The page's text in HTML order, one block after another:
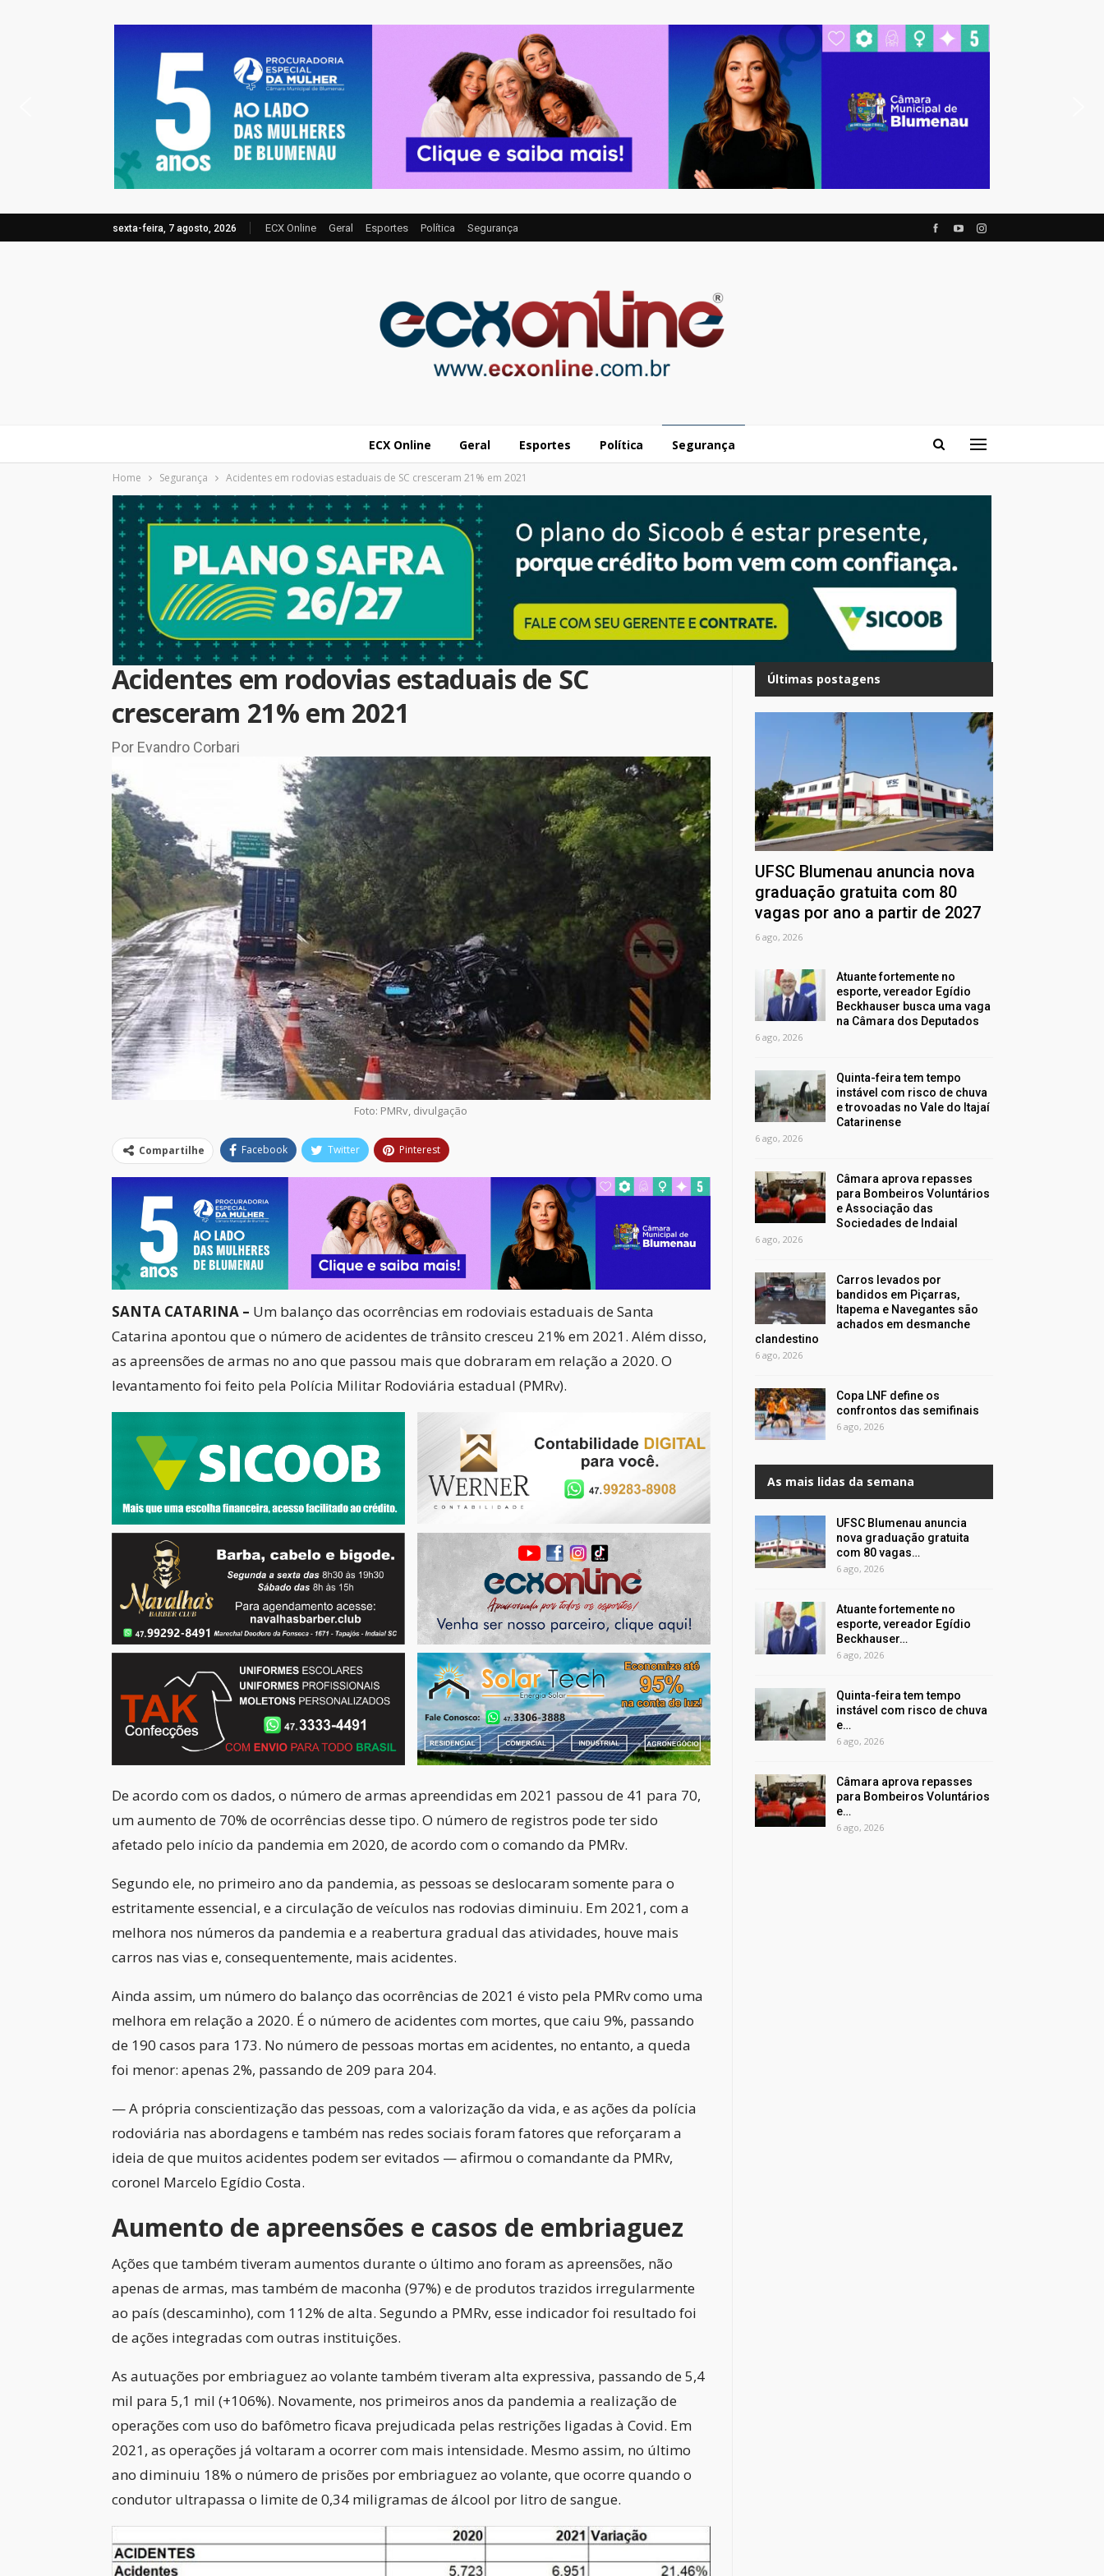
sexta-feira, 7 agosto, 2026 ECX Online Geral Esportes Política Segurança
ECX Online Geral Esportes Política Segurança
Home Segurança Acidentes em rodovias estaduais de SC cresceram 21% em 2021
Acidentes em rodovias estaduais de SC
cresceram 21% em 2021
Por Evandro Corbari
Foto: PMRv, divulgação
Compartilhe Facebook Twitter Pinterest
SANTA CATARINA – Um balanço das ocorrências em rodoviais estaduais de Santa
Catarina apontou que o número de acidentes de trânsito cresceu 21% em 2021. Além disso,
as apreensões de armas no ano que passou mais que dobraram em relação a 2020. O
levantamento foi feito pela Polícia Militar Rodoviária estadual (PMRv).
De acordo com os dados, o número de armas apreendidas em 2021 passou de 41 para 70,
um aumento de 70% de ocorrências desse tipo. O número de registros pode ter sido
afetado pelo início da pandemia em 2020, de acordo com o comando da PMRv.
Segundo ele, no primeiro ano da pandemia, as pessoas se deslocaram somente para o
estritamente essencial, e a circulação de veículos nas rodovias diminuiu. Em 2021, com a
melhora nos números da pandemia e a reabertura gradual das atividades, houve mais
carros nas vias e, consequentemente, mais acidentes.
Ainda assim, um número do balanço das ocorrências de 2021 é visto pela PMRv como uma
melhora em relação a 2020. É o número de acidentes com mortes, que caiu 9%, passando
de 190 casos para 173. No número de pessoas mortas em acidentes, no entanto, a queda
foi menor: apenas 2%, passando de 209 para 204.
— A própria conscientização das pessoas, com a valorização da vida, e as ações da polícia
rodoviária nas abordagens e também nas redes sociais foram fatores que reforçaram a
ideia de que muitos acidentes podem ser evitados — afirmou o comandante da PMRv,
coronel Marcelo Egídio Costa.
Aumento de apreensões e casos de embriaguez
Ações que também tiveram aumentos durante o último ano foram as apreensões, não
apenas de armas, mas também de maconha (97%) e de produtos trazidos irregularmente
ao país (descaminho), com 112% de alta. Segundo a PMRv, esse indicador foi resultado foi
de ações integradas com outras instituições.
As autuações por embriaguez ao volante também tiveram alta expressiva, passando de 5,4
mil para 5,1 mil (+106%). Novamente, nos primeiros anos da pandemia a realização de
operações com uso do bafômetro ficava prejudicada pelas restrições ligadas à Covid. Em
2021, as operações já voltaram a ocorrer com mais intensidade. Mesmo assim, no último
ano diminuiu 18% o número de prisões por embriaguez ao volante, que ocorre quando o
condutor ultrapassa o limite de 0,34 miligramas de álcool por litro de sangue.
Últimas postagens
UFSC Blumenau anuncia nova
graduação gratuita com 80
vagas por ano a partir de 2027
6 ago, 2026
Atuante fortemente no
esporte, vereador Egídio
Beckhauser busca uma vaga
na Câmara dos Deputados
6 ago, 2026
Quinta-feira tem tempo
instável com risco de chuva
e trovoadas no Vale do Itajaí
Catarinense
6 ago, 2026
Câmara aprova repasses
para Bombeiros Voluntários
e Associação das
Sociedades de Indaial
6 ago, 2026
Carros levados por
bandidos em Piçarras,
Itapema e Navegantes são
achados em desmanche
clandestino
6 ago, 2026
Copa LNF define os
confrontos das semifinais
6 ago, 2026
As mais lidas da semana
UFSC Blumenau anuncia
nova graduação gratuita
com 80 vagas…
6 ago, 2026
Atuante fortemente no
esporte, vereador Egídio
Beckhauser…
6 ago, 2026
Quinta-feira tem tempo
instável com risco de chuva
e…
6 ago, 2026
Câmara aprova repasses
para Bombeiros Voluntários
e…
6 ago, 2026